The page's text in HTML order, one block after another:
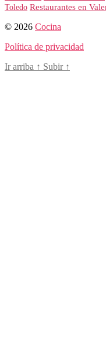
Toledo Restaurantes en
© 2026 Cocina
Política de privacidad
Ir arriba ↑ Subir ↑